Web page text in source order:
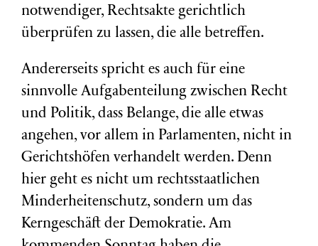
notwendiger, Rechtsakte gerichtlich
überprüfen zu lassen, die alle betreffen.
Andererseits spricht es auch für eine
sinnvolle Aufgabenteilung zwischen Recht
und Politik, dass Belange, die alle etwas
angehen, vor allem in Parlamenten, nicht in
Gerichtshöfen verhandelt werden. Denn
hier geht es nicht um rechtsstaatlichen
Minderheitenschutz, sondern um das
Kerngeschäft der Demokratie. Am